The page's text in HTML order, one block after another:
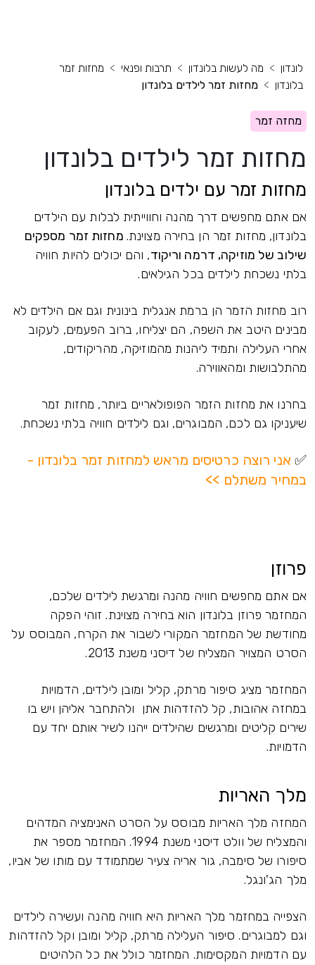
לונדון מה לעשות בלונדון תרבות ופנאי
מחזות זמר
בלונדון
מחזות זמר לילדים בלונדון
מחזה זמר
מחזות זמר לילדים בלונדון
מחזות זמר עם ילדים בלונדון
אם אתם מחפשים דרך מהנה וחווייתית לבלות עם הילדים
בלונדון, מחזות זמר הן בחירה מצוינת. מחזות זמר מספקים
שילוב של מוזיקה, דרמה וריקוד, והם יכולים להיות חוויה
בלתי נשכחת לילדים בכל הגילאים.
רוב מחזות הזמר הן ברמת אנגלית בינונית וגם אם הילדים לא
מבינים היטב את השפה, הם יצליחו, ברוב הפעמים, לעקוב
אחרי העלילה ותמיד ליהנות מהמוזיקה, מהריקודים,
מהתלבושות ומהאווירה.
בחרנו את מחזות הזמר הפופולאריים ביותר, מחזות זמר
שיעניקו גם לכם, המבוגרים, וגם לילדים חוויה בלתי נשכחת.
✅ אני רוצה כרטיסים מראש למחזות זמר בלונדון -
במחיר משתלם >>
פרוזן
אם אתם מחפשים חוויה מהנה ומרגשת לילדים שלכם,
המחזמר פרוזן בלונדון הוא בחירה מצוינת. זוהי הפקה
מחודשת של המחזמר המקורי לשבור את הקרח, המבוסס על
הסרט המצויר המצליח של דיסני משנת 2013.
המחזמר מציג סיפור מרתק, קליל ומובן לילדים, הדמויות
במחזה אהובות, קל להזדהות אתן ולהתחבר אליהן ויש בו
שירים קליטים ומרגשים שהילדים ייהנו לשיר אותם יחד עם
הדמויות.
מלך האריות
המחזה מלך האריות מבוסס על הסרט האנימציה המדהים
והמצליח של וולט דיסני משנת 1994. המחזמר מספר את
סיפורו של סימבה, גור אריה צעיר שמתמודד עם מותו של אביו,
מלך הג'ונגל.
הצפייה במחזמר מלך האריות היא חוויה מהנה ועשירה לילדים
וגם למבוגרים. סיפור העלילה מרתק, קליל ומובן וקל להזדהות
עם הדמויות המקסימות. המחזמר כולל את כל הלהיטים